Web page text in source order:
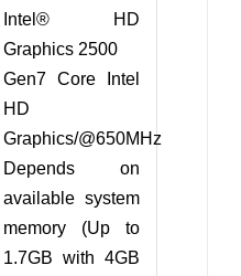
Intel® HD
Graphics 2500
Gen7 Core Intel
HD
Graphics/@650MHz
Depends on
available system
memory (Up to
1.7GB with 4GB